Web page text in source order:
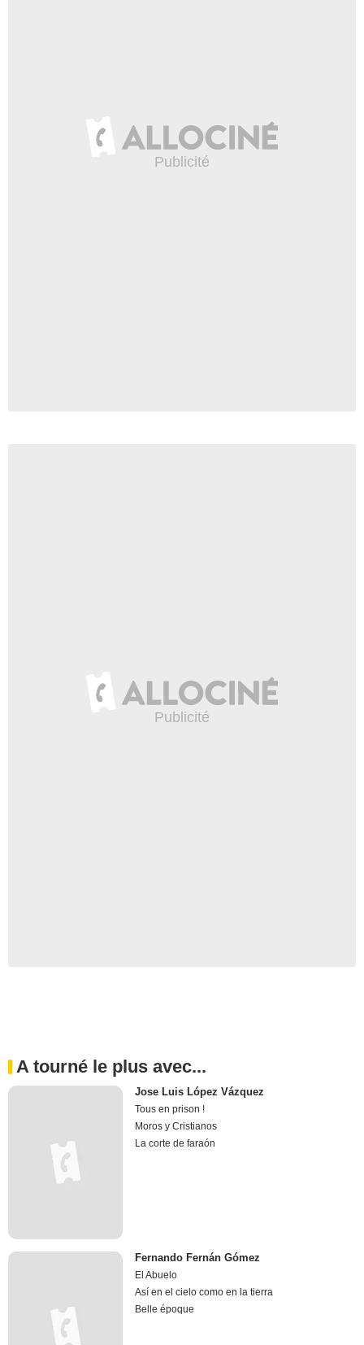
A tourné le plus avec...
Jose Luis López Vázquez
Tous en prison !
Moros y Cristianos
La corte de faraón
Fernando Fernán Gómez
El Abuelo
Así en el cielo como en la tierra
Belle époque